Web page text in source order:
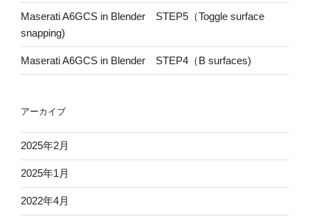
Maserati A6GCS in Blender STEP5（Toggle surface
snapping)
Maserati A6GCS in Blender STEP4（B surfaces)
アーカイブ
2025年2月
2025年1月
2022年4月